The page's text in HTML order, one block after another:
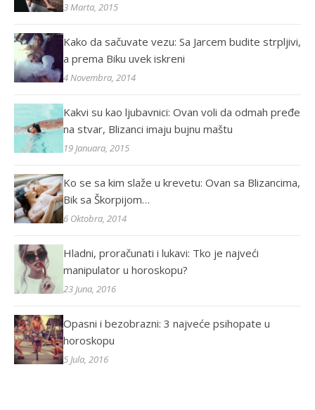
3 Marta, 2015
Kako da sačuvate vezu: Sa Jarcem budite strpljivi,
a prema Biku uvek iskreni
4 Novembra, 2014
Kakvi su kao ljubavnici: Ovan voli da odmah pređe
na stvar, Blizanci imaju bujnu maštu
19 Januara, 2015
Ko se sa kim slaže u krevetu: Ovan sa Blizancima,
Bik sa Škorpijom…
6 Oktobra, 2014
Hladni, proračunati i lukavi: Tko je najveći
manipulator u horoskopu?
23 Juna, 2016
Opasni i bezobrazni: 3 najveće psihopate u
horoskopu
5 Jula, 2016